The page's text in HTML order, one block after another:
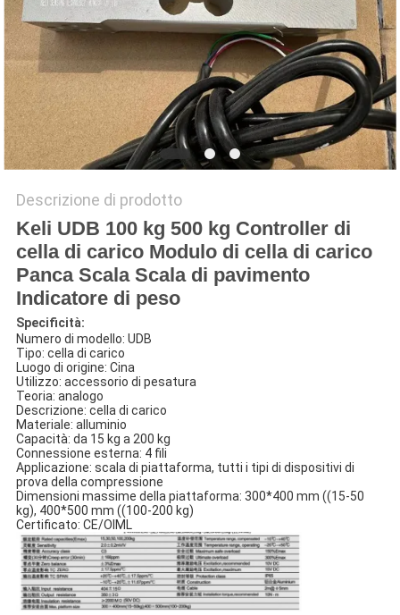
Descrizione di prodotto
Keli UDB 100 kg 500 kg Controller di
cella di carico Modulo di cella di carico
Panca Scala Scala di pavimento
Indicatore di peso
Specificità:
Numero di modello: UDB
Tipo: cella di carico
Luogo di origine: Cina
Utilizzo: accessorio di pesatura
Teoria: analogo
Descrizione: cella di carico
Materiale: alluminio
Capacità: da 15 kg a 200 kg
Connessione esterna: 4 fili
Applicazione: scala di piattaforma, tutti i tipi di dispositivi di
prova della compressione
Dimensioni massime della piattaforma: 300*400 mm ((15-50
kg), 400*500 mm ((100-200 kg)
Certificato: CE/OIML